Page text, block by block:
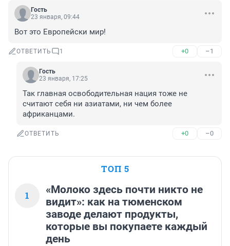
Гость
23 января, 09:44
Вот это Европейски мир!
ОТВЕТИТЬ 1 +0 –1
Гость
23 января, 17:25
Так главная освободительная нация тоже не
считают себя ни азиатами, ни чем более
африканцами.
ОТВЕТИТЬ +0 –0
ТОП 5
1
«Молоко здесь почти никто не
видит»: как на тюменском
заводе делают продукты,
которые вы покупаете каждый
день